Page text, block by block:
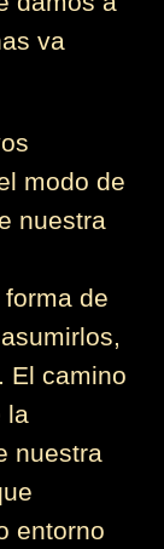
va
modo de
nuestra
de
El camino
la
nuestra
entorno